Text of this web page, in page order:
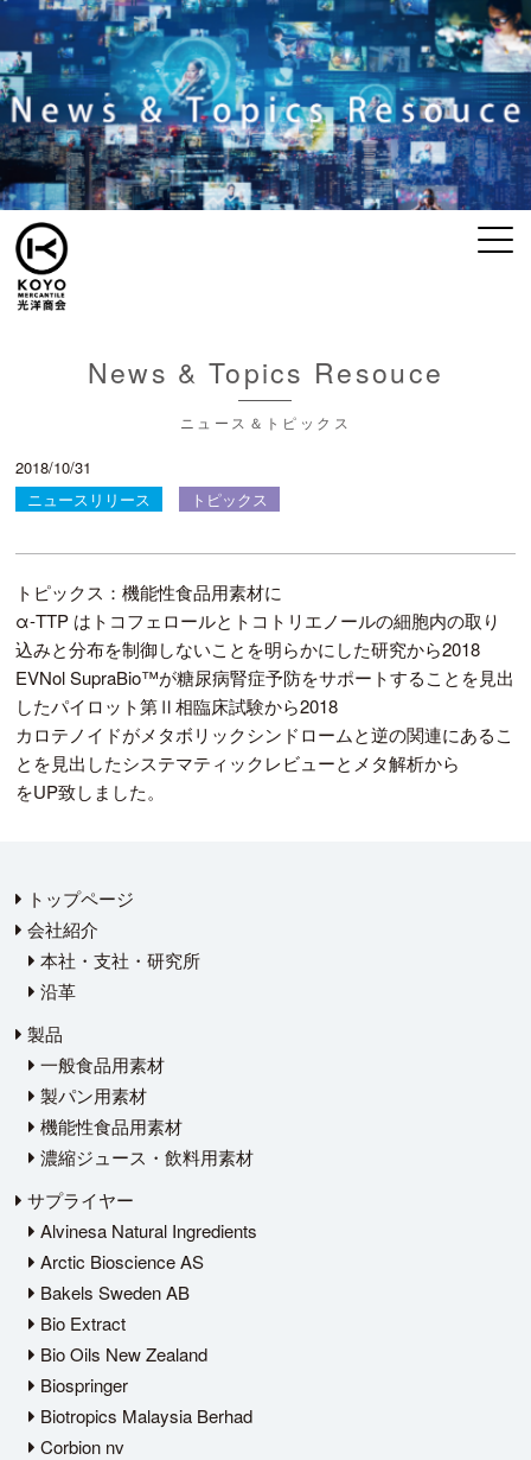
News & Topics Resouce
ニュース＆トピックス
2018/10/31
ニュースリリース
トピックス
トピックス：機能性食品用素材に
α-TTP はトコフェロールとトコトリエノールの細胞内の取り
込みと分布を制御しないことを明らかにした研究から2018
EVNol SupraBio™が糖尿病腎症予防をサポートすることを見出
したパイロット第Ⅱ相臨床試験から2018
カロテノイドがメタボリックシンドロームと逆の関連にあるこ
とを見出したシステマティックレビューとメタ解析から
をUP致しました。
トップページ
会社紹介
本社・支社・研究所
沿革
製品
一般食品用素材
製パン用素材
機能性食品用素材
濃縮ジュース・飲料用素材
サプライヤー
Alvinesa Natural Ingredients
Arctic Bioscience AS
Bakels Sweden AB
Bio Extract
Bio Oils New Zealand
Biospringer
Biotropics Malaysia Berhad
Corbion nv